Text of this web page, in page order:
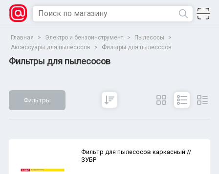
Главная > Электро и бензоинструмент > Пылесосы
>
Аксессуары для пылесосов
> Фильтры для пылесосов
Фильтры для пылесосов
Фильтры
Фильтр для пылесосов каркасный //
ЗУБР